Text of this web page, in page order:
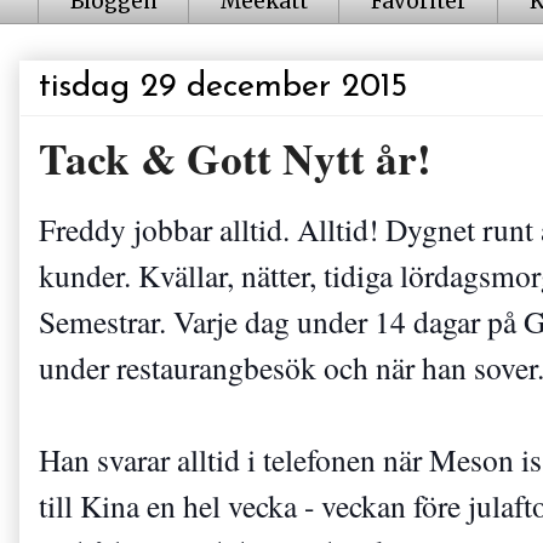
tisdag 29 december 2015
Tack & Gott Nytt år!
Freddy jobbar alltid. Alltid! Dygnet runt
kunder. Kvällar, nätter, tidiga
Semestrar. Varje dag under 14 dagar på
under restaurangbesök och när han
Han svarar alltid i telefonen när Meson
till Kina en hel vecka - veckan före